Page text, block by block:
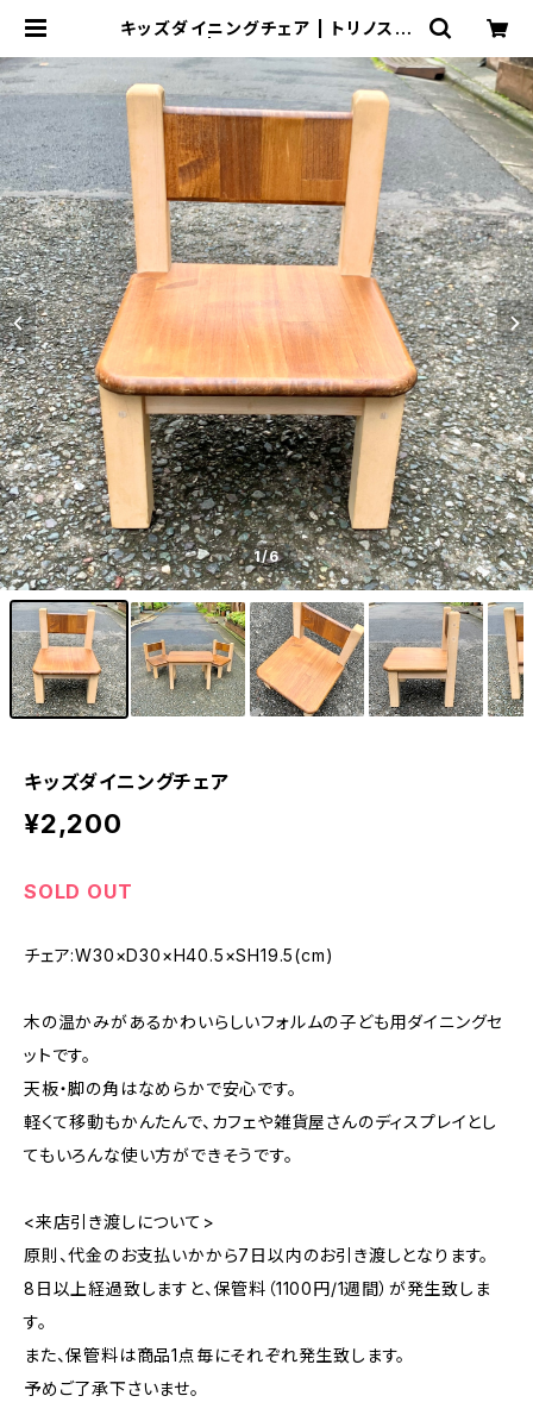
キッズダイニングチェア | トリノス-t
ルショップ・古着
1/6
キッズダイニングチェア
¥2,200
SOLD OUT
チェア:W30×D30×H40.5×SH19.5(cm)
木の温かみがあるかわいらしいフォルムの子ども用ダイニングセ
ットです。
天板・脚の角はなめらかで安心です。
軽くて移動もかんたんで、カフェや雑貨屋さんのディスプレイとし
てもいろんな使い方ができそうです。
<来店引き渡しについて>
原則、代金のお支払いかから7日以内のお引き渡しとなります。
8日以上経過致しますと、保管料（1100円/1週間）が発生致しま
す。
また、保管料は商品1点毎にそれぞれ発生致します。
予めご了承下さいませ。